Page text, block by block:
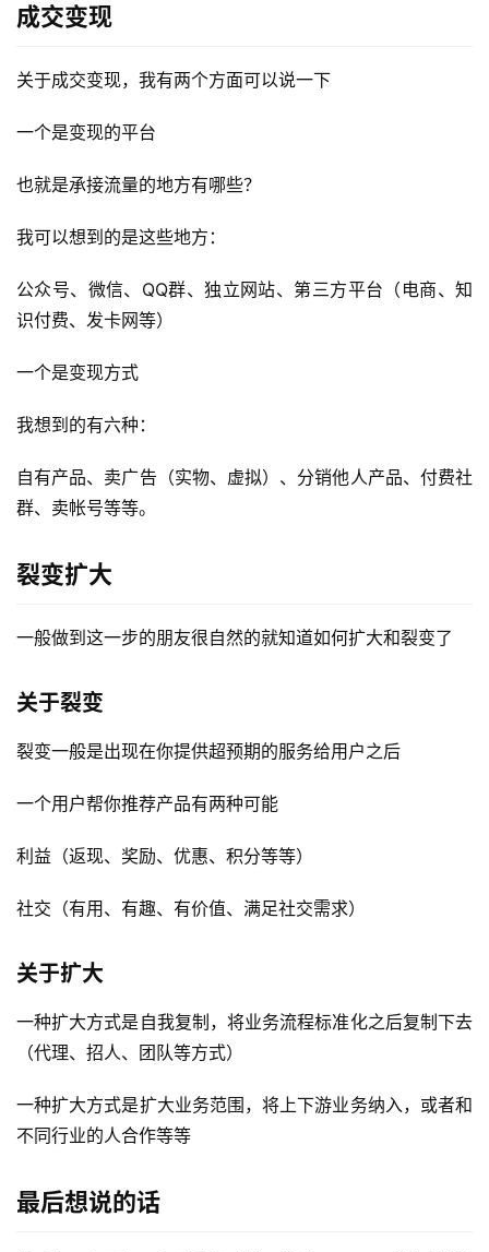
成交变现
关于成交变现，我有两个方面可以说一下
一个是变现的平台
也就是承接流量的地方有哪些？
我可以想到的是这些地方：
公众号、微信、QQ群、独立网站、第三方平台（电商、知
识付费、发卡网等）
一个是变现方式
我想到的有六种：
自有产品、卖广告（实物、虚拟）、分销他人产品、付费社
群、卖帐号等等。
裂变扩大
一般做到这一步的朋友很自然的就知道如何扩大和裂变了
关于裂变
裂变一般是出现在你提供超预期的服务给用户之后
一个用户帮你推荐产品有两种可能
利益（返现、奖励、优惠、积分等等）
社交（有用、有趣、有价值、满足社交需求）
关于扩大
一种扩大方式是自我复制，将业务流程标准化之后复制下去
（代理、招人、团队等方式）
一种扩大方式是扩大业务范围，将上下游业务纳入，或者和
不同行业的人合作等等
最后想说的话